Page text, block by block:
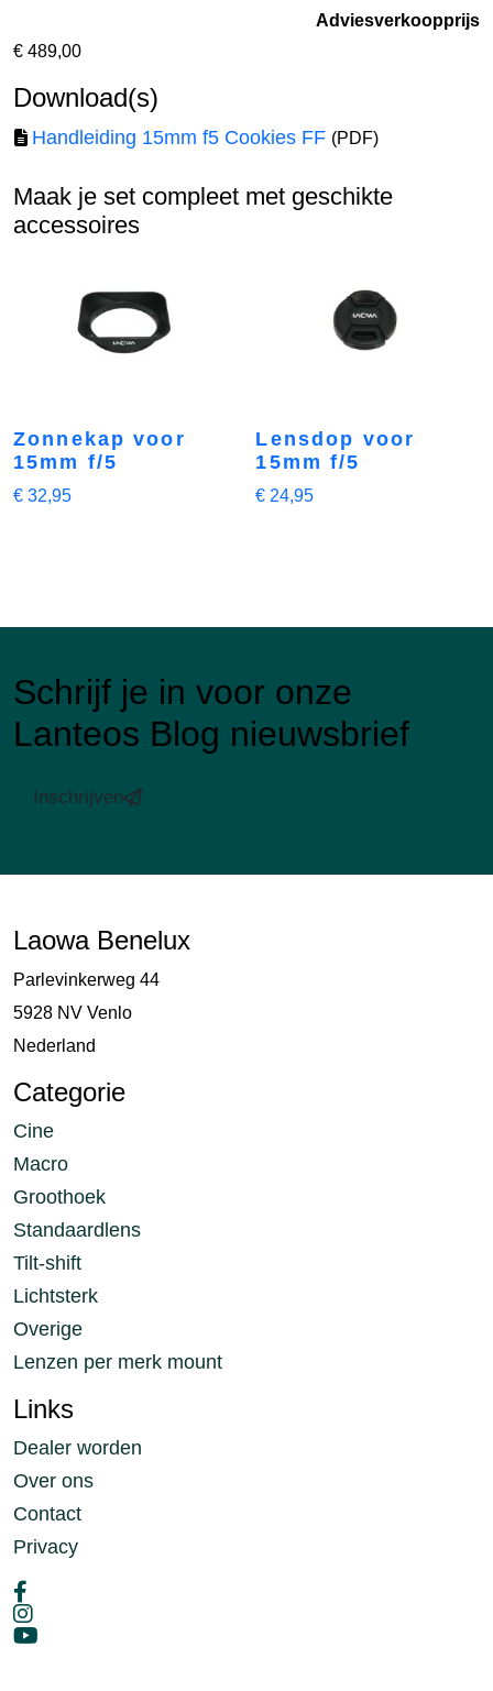
Adviesverkoopprijs
€ 489,00
Download(s)
Handleiding 15mm f5 Cookies FF (PDF)
Maak je set compleet met geschikte
accessoires
Zonnekap voor
15mm f/5
€ 32,95
Lensdop voor
15mm f/5
€ 24,95
Schrijf je in voor onze
Lanteos Blog nieuwsbrief
Inschrijven
Laowa Benelux
Parlevinkerweg 44
5928 NV Venlo
Nederland
Categorie
Cine
Macro
Groothoek
Standaardlens
Tilt-shift
Lichtsterk
Overige
Lenzen per merk mount
Links
Dealer worden
Over ons
Contact
Privacy